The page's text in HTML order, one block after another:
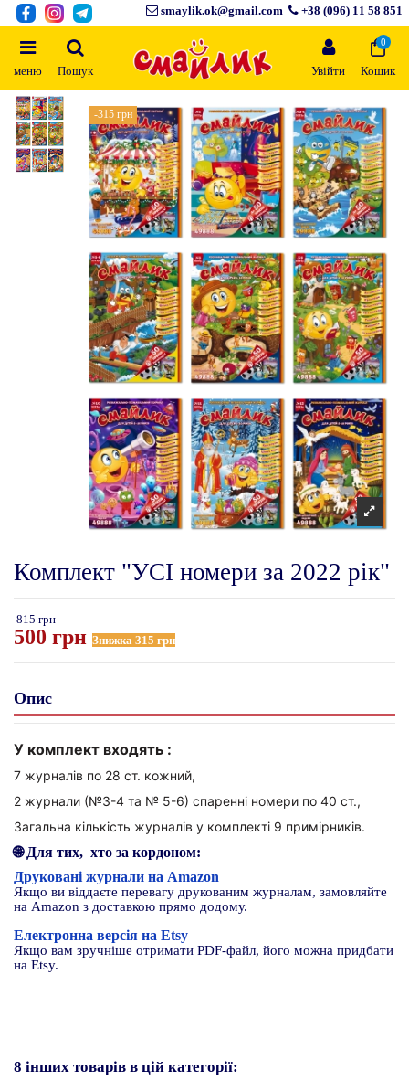
smaylik.ok@gmail.com +38 (096) 11 58 851
меню Пошук Увійти
0
Кошик
-315 грн
Комплект "УСІ номери за 2022 рік"
815 грн
500 грн Знижка 315 грн
Опис
У комплект входять :
7 журналів по 28 ст. кожний,
2 журнали (№3-4 та № 5-6) спаренні номери по 40 ст.,
Загальна кількість журналів у комплекті 9 примірників.
🌐 Для тих, хто за кордоном:
Друковані журнали на Amazon
Якщо ви віддаєте перевагу друкованим журналам, замовляйте
на Amazon з доставкою прямо додому.
Електронна версія на Etsy
Якщо вам зручніше отримати PDF-файл, його можна придбати
на Etsy.
8 інших товарів в цій категорії: